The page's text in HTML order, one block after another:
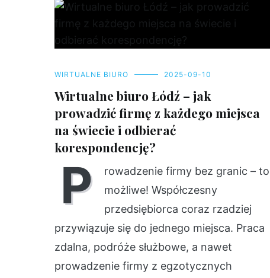
WIRTUALNE BIURO 2025-09-10
Wirtualne biuro Łódź – jak
prowadzić firmę z każdego miejsca
na świecie i odbierać
korespondencję?
P
rowadzenie firmy bez granic – to
możliwe! Współczesny
przedsiębiorca coraz rzadziej
przywiązuje się do jednego miejsca. Praca
zdalna, podróże służbowe, a nawet
prowadzenie firmy z egzotycznych